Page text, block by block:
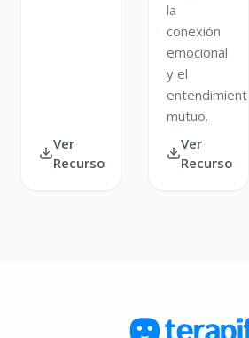
Ver
Recurso
la
conexión
emocional
y el
entendimiento
mutuo.
Ver
Recurso